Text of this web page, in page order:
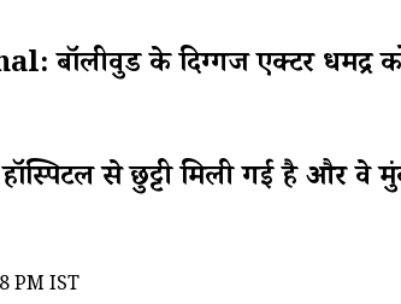
के दिग्गज एक्टर धर्मेंद्र को
से छुट्टी मिली गई है
PM IST